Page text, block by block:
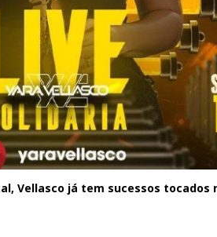
Vellasco já tem sucessos tocados